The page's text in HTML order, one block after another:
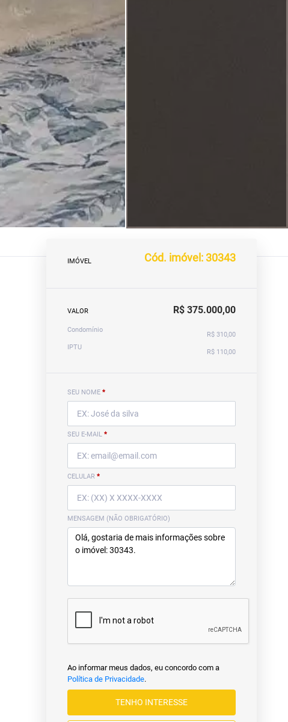
IMÓVEL Cód. imóvel: 30343
VALOR R$ 375.000,00
Condomínio
R$ 310,00
IPTU
R$ 110,00
SEU NOME *
SEU E-MAIL *
CELULAR *
MENSAGEM (NÃO OBRIGATÓRIO)
Ao informar meus dados, eu concordo com a
Política de Privacidade.
TENHO INTERESSE